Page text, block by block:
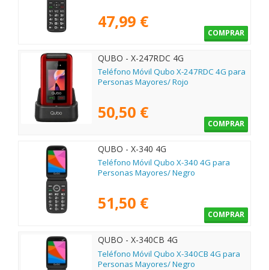
47,99 €
COMPRAR
QUBO - X-247RDC 4G
Teléfono Móvil Qubo X-247RDC 4G para
Personas Mayores/ Rojo
50,50 €
COMPRAR
QUBO - X-340 4G
Teléfono Móvil Qubo X-340 4G para
Personas Mayores/ Negro
51,50 €
COMPRAR
QUBO - X-340CB 4G
Teléfono Móvil Qubo X-340CB 4G para
Personas Mayores/ Negro